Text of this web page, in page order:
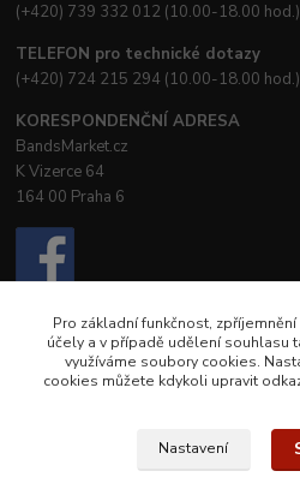
(+420) 739 332 012 (10.00-18.00 hod.)
TELEFON pro technické dotazy
(+420) 724 215 294 (10.00-18.00 hod.)
KORESPONDENČNÍ ADRESA
BandsMarket.cz
K Vizerce 64
164 00 Praha 6
© Creative Booster, s.r.o.
Pro základní funkčnost,
účely a v případě udělení souhlasu
využíváme soubory cookies.
cookies můžete kdykoli upravit
Nastavení